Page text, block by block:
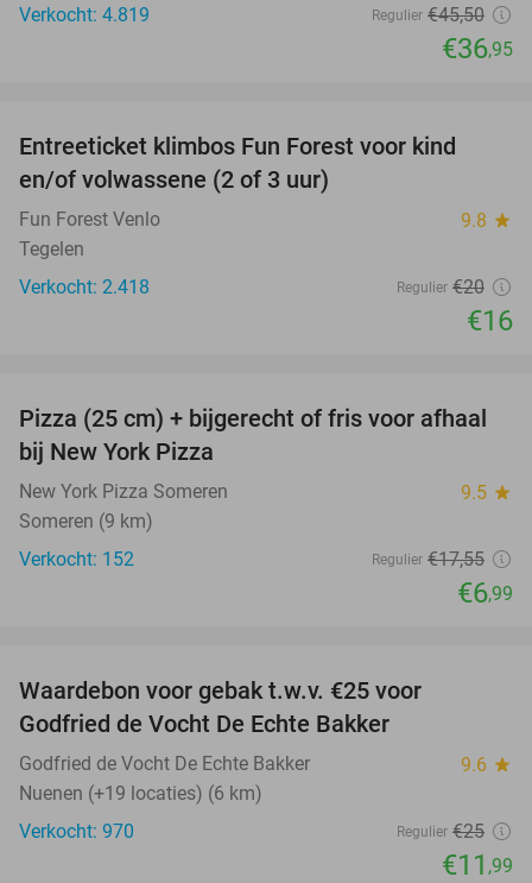
Verkocht: 4.819
Regulier €45,50
€36,95
Entreeticket klimbos Fun Forest voor kind
en/of volwassene (2 of 3 uur)
Fun Forest Venlo 9.8 star
Tegelen
Verkocht: 2.418
Regulier €20
€16
60%
Pizza (25 cm) + bijgerecht of fris voor afhaal
bij New York Pizza
New York Pizza Someren 9.5 star
Someren (9 km)
Verkocht: 152
Regulier €17,55
€6,99
Waardebon voor gebak t.w.v. €25 voor
Godfried de Vocht De Echte Bakker
Godfried de Vocht De Echte Bakker 9.6 star
Nuenen (+19 locaties) (6 km)
Verkocht: 970
Regulier €25
€11 ,99